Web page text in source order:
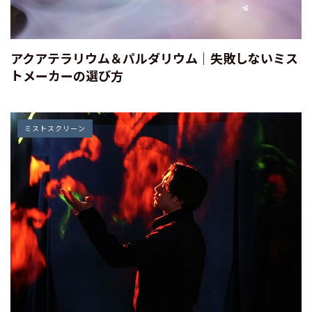
アクアテラリウム＆パルダリウム｜失敗しないミス
トメーカーの選び方
ミストスクリーン